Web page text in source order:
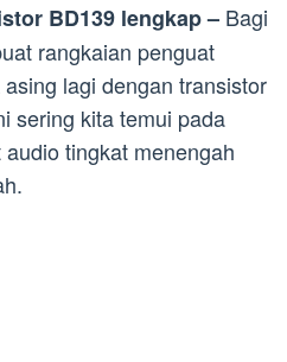
BD139 lengkap – Bagi
rangkaian penguat
lagi dengan transistor
sering kita temui pada
tingkat menengah